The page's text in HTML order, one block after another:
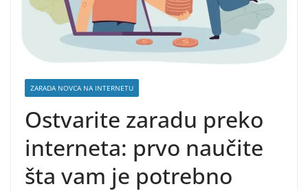
ZARADA NOVCA NA INTERNETU
Ostvarite zaradu preko
interneta: prvo naučite
šta vam je potrebno